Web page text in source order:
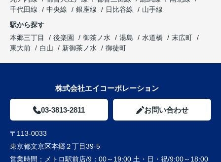
千代田線
中央線 銀座線 日比谷線
山手線
駅から探す
本郷三丁目
後楽園 御茶ノ水 湯島 水道橋
末広町
東大前
白山 新御茶ノ水 御徒町
株式会社エイコーポレーション
03-3813-2811 お問い合わせ
〒113-0033
東京都文京区本郷２丁目39-5
営業時間：
メトロ駅前店/9：00～19:00 土・日・祝/9:00～18:00